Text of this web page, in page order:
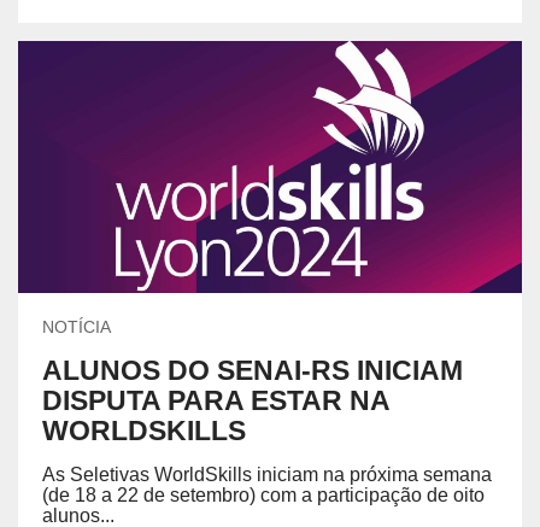
NOTÍCIA
ALUNOS DO SENAI-RS INICIAM
DISPUTA PARA ESTAR NA
WORLDSKILLS
As Seletivas WorldSkills iniciam na próxima semana
(de 18 a 22 de setembro) com a participação de oito
alunos...